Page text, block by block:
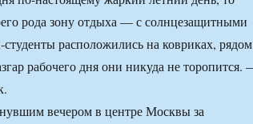
рода зону отдыха — с солнцезащитными
расположились на ковриках, рядом
рабочего дня они никуда не торопится.
вечером в центре Москвы за